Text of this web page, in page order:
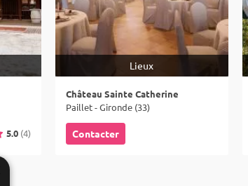
5.0 (4)
Lieux
Château Sainte Catherine
Paillet - Gironde (33)
Contacter